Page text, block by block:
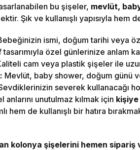
bu şişeler, mevlüt,
Şık ve kullanışlı yapısıyla
ismi, doğum tarihi veya
özel günlerinize anlam
cam veya plastik şişeler ile
Mevlüt, baby shower, doğum günü
severek kullanacağı
unutulmaz kılmak için
hem de kullanışlı bir hatıra
kolonya şişelerini hemen sipariş